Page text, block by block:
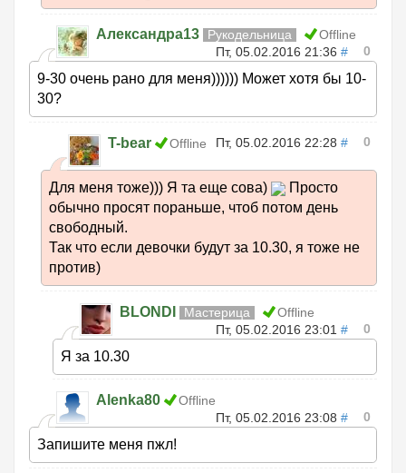
Александра13 Рукодельница
Offline
Пт, 05.02.2016 21:36 # 0
9-30 очень рано для меня)))))) Может хотя бы 10-
30?
T-bear Offline Пт, 05.02.2016 22:28 # 0
Для меня тоже))) Я та еще сова)
Просто
обычно просят пораньше, чтоб потом день
свободный.
Так что если девочки будут за 10.30, я тоже не
против)
BLONDI Мастерица
Offline
Пт, 05.02.2016 23:01 # 0
Я за 10.30
Alenka80
Offline
Пт, 05.02.2016 23:08 # 0
Запишите меня пжл!